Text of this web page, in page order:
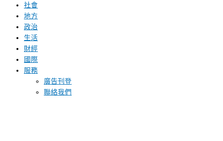
社會
地方
政治
生活
財經
國際
服務
廣告刊登
聯絡我們